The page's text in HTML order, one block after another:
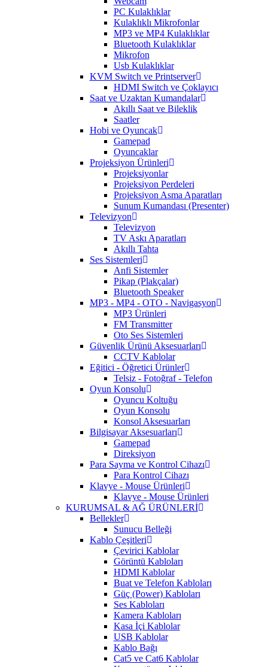
PC Kulaklıklar
Kulaklıklı Mikrofonlar
MP3 ve MP4 Kulaklıklar
Bluetooth Kulaklıklar
Mikrofon
Usb Kulaklıklar
KVM Switch ve Printserver
HDMI Switch ve Çoklayıcı
Saat ve Uzaktan Kumandalar
Akıllı Saat ve Bileklik
Saatler
Hobi ve Oyuncak
Gamepad
Oyuncaklar
Projeksiyon Ürünleri
Projeksiyonlar
Projeksiyon Perdeleri
Projeksiyon Asma Aparatları
Sunum Kumandası (Presenter)
Televizyon
Televizyon
TV Askı Aparatları
Akıllı Tahta
Ses Sistemleri
Anfi Sistemler
Pikap (Plakçalar)
Bluetooth Speaker
MP3 - MP4 - OTO - Navigasyon
MP3 Ürünleri
FM Transmitter
Oto Ses Sistemleri
Güvenlik Ürünü Aksesuarları
CCTV Kablolar
Eğitici - Öğretici Ürünler
Telsiz - Fotoğraf - Telefon
Oyun Konsolu
Oyuncu Koltuğu
Oyun Konsolu
Konsol Aksesuarları
Bilgisayar Aksesuarları
Gamepad
Direksiyon
Para Sayma ve Kontrol Cihazı
Para Kontrol Cihazı
Klavye - Mouse Ürünleri
Klavye - Mouse Ürünleri
KURUMSAL & AĞ ÜRÜNLERİ
Bellekler
Sunucu Belleği
Kablo Çeşitleri
Çevirici Kablolar
Görüntü Kabloları
HDMI Kablolar
Buat ve Telefon Kabloları
Güç (Power) Kabloları
Ses Kabloları
Kamera Kabloları
Kasa İçi Kablolar
USB Kablolar
Kablo Bağı
Cat5 ve Cat6 Kablolar